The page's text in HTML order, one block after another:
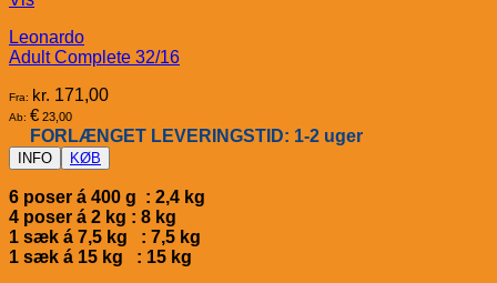
Leonardo
Adult Complete 32/16
Fra: kr. 171,00
Ab: € 23,00
FORLÆNGET LEVERINGSTID: 1-2 uger
INFO KØB
6 poser á 400 g : 2,4 kg
4 poser á 2 kg : 8 kg
1 sæk á 7,5 kg : 7,5 kg
1 sæk á 15 kg : 15 kg